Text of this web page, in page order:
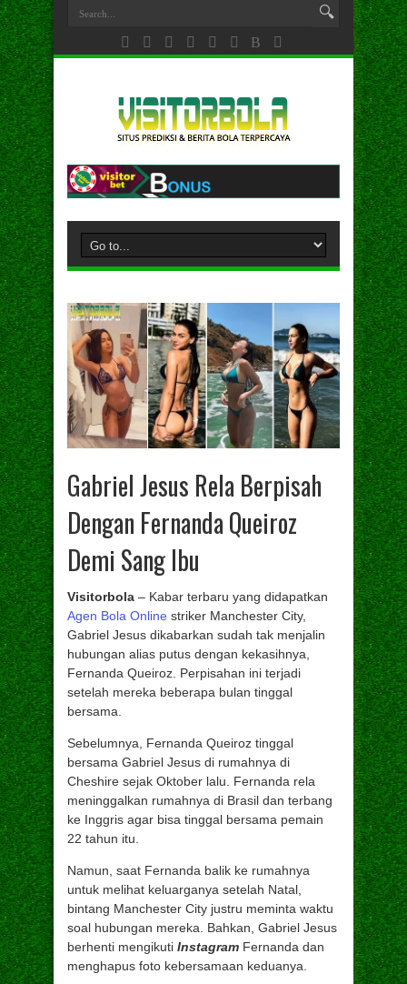
Gabriel Jesus Rela Berpisah
Dengan Fernanda Queiroz
Demi Sang Ibu
Visitorbola – Kabar terbaru yang didapatkan
Agen Bola Online striker Manchester City,
Gabriel Jesus dikabarkan sudah tak menjalin
hubungan alias putus dengan kekasihnya,
Fernanda Queiroz. Perpisahan ini terjadi
setelah mereka beberapa bulan tinggal
bersama.
Sebelumnya, Fernanda Queiroz tinggal
bersama Gabriel Jesus di rumahnya di
Cheshire sejak Oktober lalu. Fernanda rela
meninggalkan rumahnya di Brasil dan terbang
ke Inggris agar bisa tinggal bersama pemain
22 tahun itu.
Namun, saat Fernanda balik ke rumahnya
untuk melihat keluarganya setelah Natal,
bintang Manchester City justru meminta waktu
soal hubungan mereka. Bahkan, Gabriel Jesus
berhenti mengikuti Instagram Fernanda dan
menghapus foto kebersamaan keduanya.